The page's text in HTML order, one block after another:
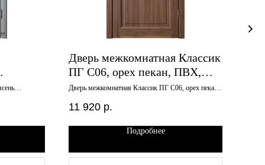
Дверь межкомнатная Классик
ПГ С06, орех пекан, ПВХ,
700х2000
Дверь межкомнатная Классик ПГ С06, орех пекан,
11 920 р.
Подробнее